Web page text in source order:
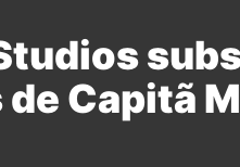
Capitã